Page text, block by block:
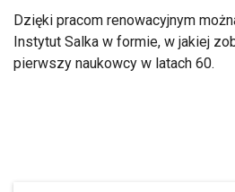
Dzięki pracom renowacyjnym
Instytut Salka w formie, w jakiej
pierwszy naukowcy w latach 60.